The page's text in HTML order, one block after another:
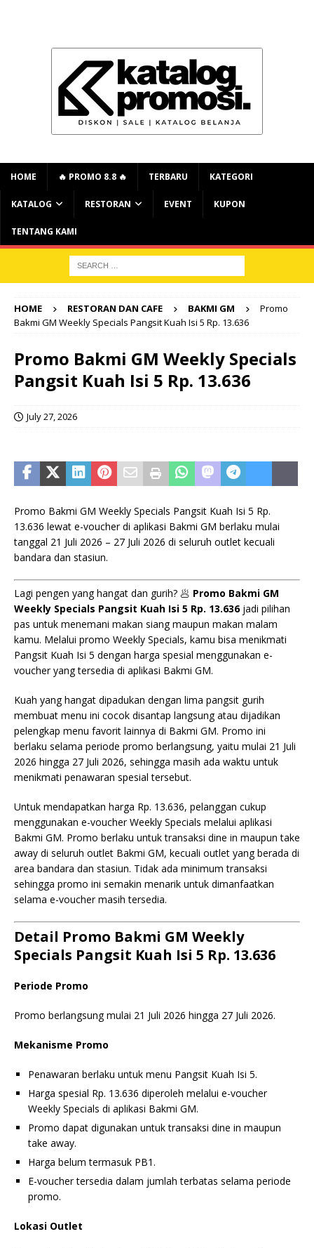
HOME 🔥 PROMO 8.8 🔥 TERBARU KATEGORI
KATALOG RESTORAN EVENT KUPON
TENTANG KAMI
HOME RESTORAN DAN CAFE BAKMI GM
Promo
Bakmi GM Weekly Specials Pangsit Kuah Isi 5 Rp. 13.636
Promo Bakmi GM Weekly Specials
Pangsit Kuah Isi 5 Rp. 13.636
July 27, 2026
Promo Bakmi GM Weekly Specials Pangsit Kuah Isi 5 Rp.
13.636 lewat e-voucher di aplikasi Bakmi GM berlaku mulai
tanggal 21 Juli 2026 – 27 Juli 2026 di seluruh outlet kecuali
bandara dan stasiun.
Lagi pengen yang hangat dan gurih? 🥟 Promo Bakmi GM
Weekly Specials Pangsit Kuah Isi 5 Rp. 13.636jadi pilihan
pas untuk menemani makan siang maupun makan malam
kamu. Melalui promo Weekly Specials, kamu bisa menikmati
Pangsit Kuah Isi 5 dengan harga spesial menggunakan e-
voucher yang tersedia di aplikasi Bakmi GM.
Kuah yang hangat dipadukan dengan lima pangsit gurih
membuat menu ini cocok disantap langsung atau dijadikan
pelengkap menu favorit lainnya di Bakmi GM. Promo ini
berlaku selama periode promo berlangsung, yaitu mulai 21 Juli
2026 hingga 27 Juli 2026, sehingga masih ada waktu untuk
menikmati penawaran spesial tersebut.
Untuk mendapatkan harga Rp. 13.636, pelanggan cukup
menggunakan e-voucher Weekly Specials melalui aplikasi
Bakmi GM. Promo berlaku untuk transaksi dine in maupun take
away di seluruh outlet Bakmi GM, kecuali outlet yang berada di
area bandara dan stasiun. Tidak ada minimum transaksi
sehingga promo ini semakin menarik untuk dimanfaatkan
selama e-voucher masih tersedia.
Detail Promo Bakmi GM Weekly
Specials Pangsit Kuah Isi 5 Rp. 13.636
Periode Promo
Promo berlangsung mulai 21 Juli 2026 hingga 27 Juli 2026.
Mekanisme Promo
Penawaran berlaku untuk menu Pangsit Kuah Isi 5.
Harga spesial Rp. 13.636 diperoleh melalui e-voucher
Weekly Specials di aplikasi Bakmi GM.
Promo dapat digunakan untuk transaksi dine in maupun
take away.
Harga belum termasuk PB1.
E-voucher tersedia dalam jumlah terbatas selama periode
promo.
Lokasi Outlet